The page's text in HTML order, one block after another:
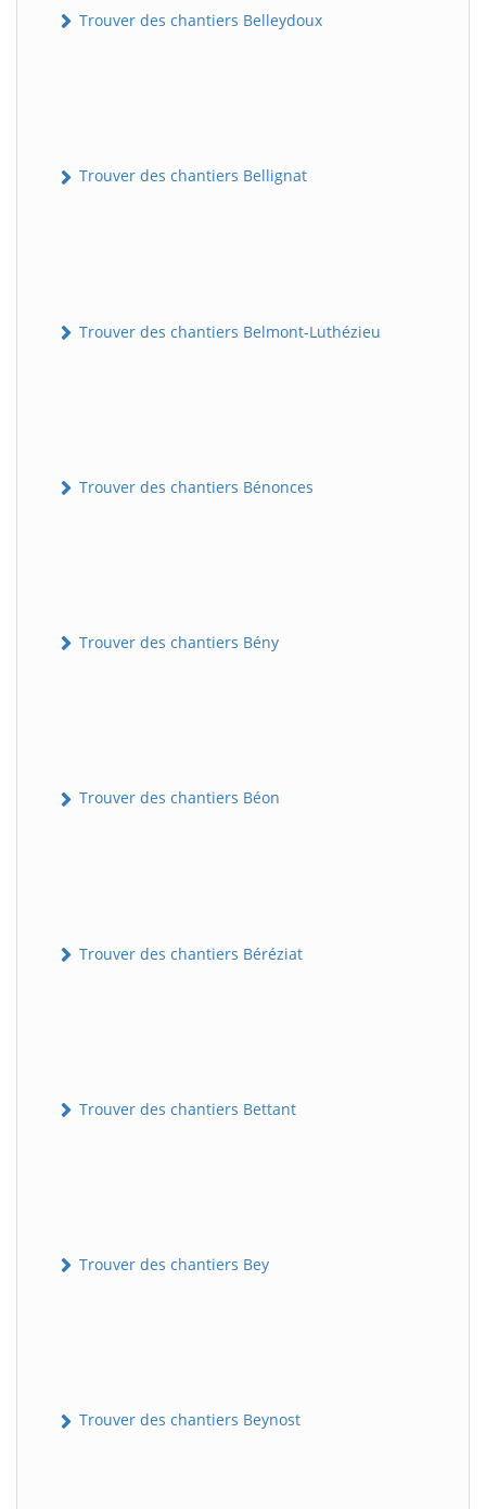
Trouver des chantiers Belleydoux
Trouver des chantiers Bellignat
Trouver des chantiers Belmont-Luthézieu
Trouver des chantiers Bénonces
Trouver des chantiers Bény
Trouver des chantiers Béon
Trouver des chantiers Béréziat
Trouver des chantiers Bettant
Trouver des chantiers Bey
Trouver des chantiers Beynost